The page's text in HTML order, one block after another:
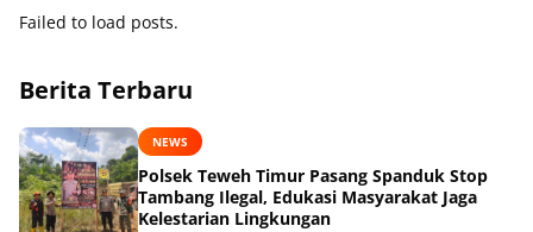
Failed to load posts.
Berita Terbaru
NEWS
Polsek Teweh Timur Pasang Spanduk Stop
Tambang Ilegal, Edukasi Masyarakat Jaga
Kelestarian Lingkungan